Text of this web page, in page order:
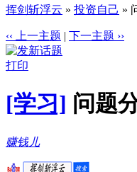
挥剑斩浮云 » 投资自己 »
‹‹ 上一主题 | 下一主题 ››
打印
[学习] 问题
赚钱儿